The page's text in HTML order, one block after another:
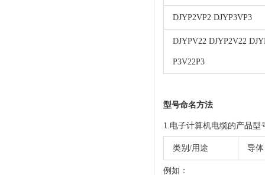
DJYP2VP2 DJYP3VP3
DJYPV22 DJYP2V22
P3V22P3
型号命名方法
1.电子计算机电缆的产品
类别/用途 导体
例如：